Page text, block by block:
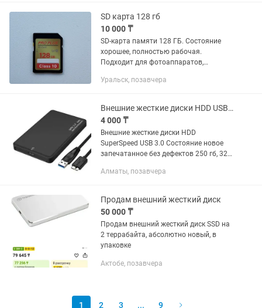
SD карта 128 гб
10 000 ₸
SD-карта памяти 128 ГБ. Состояние
хорошее, полностью рабочая.
Подходит для фотоаппаратов,
Уральск, позавчера
Внешние жесткие диски HDD USB 3.0
4 000 ₸
Внешние жесткие диски HDD
SuperSpeed USB 3.0 Состояние новое
запечатанное без дефектов 250 гб, 320
Алматы, позавчера
Продам внешний жесткий диск
50 000 ₸
Продам внешний жесткий диск SSD на
2 террабайта, абсолютно новый, в
упаковке
Актобе, позавчера
1 2 3 ... 9